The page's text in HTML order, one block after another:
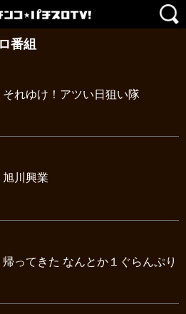
番組
それゆけ！アツい日狙い隊
旭川興業
帰ってきた なんとか１ぐらんぷり